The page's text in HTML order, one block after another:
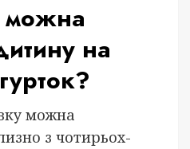
можна
на
можна
з чотирьох-